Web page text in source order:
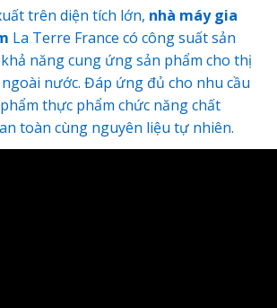
trên diện tích lớn, nhà máy gia
La Terre France có công suất sản
năng cung ứng sản phẩm cho thị
nước. Đáp ứng đủ cho nhu cầu
thực phẩm chức năng chất
toàn cùng nguyên liệu tự nhiên.